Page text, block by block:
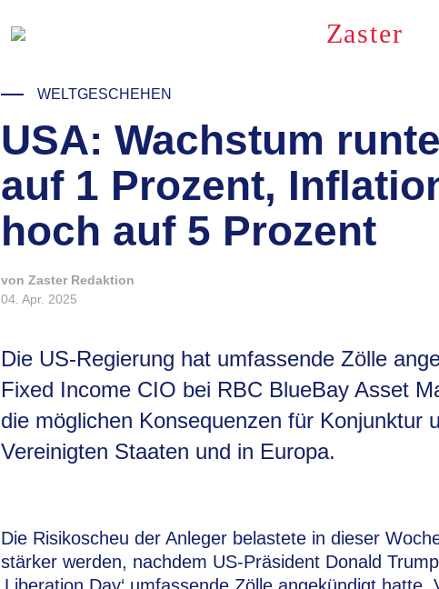
RSS Zaster
© Kevin Lanceplaine / Unsplash
WELTGESCHEHEN
USA: Wachstum
auf 1 Prozent,
hoch auf 5 Prozent
von Zaster Redaktion
04. Apr. 2025
Die US-Regierung hat umfassende Zölle
Fixed Income CIO bei RBC BlueBay Asset
die möglichen Konsequenzen für Konjunktur
Vereinigten Staaten und in Europa.
Die Risikoscheu der Anleger belastete in dieser
stärker werden, nachdem US-Präsident Donald